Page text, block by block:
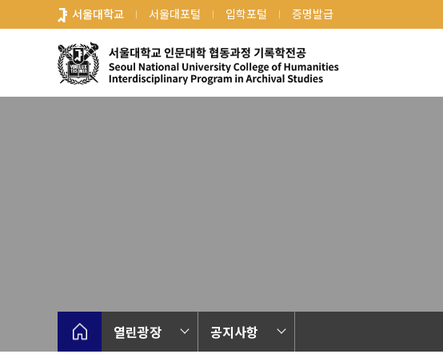
로
서울대학교 서울대포털 입학포털 증명발급
열린광장 공지사항